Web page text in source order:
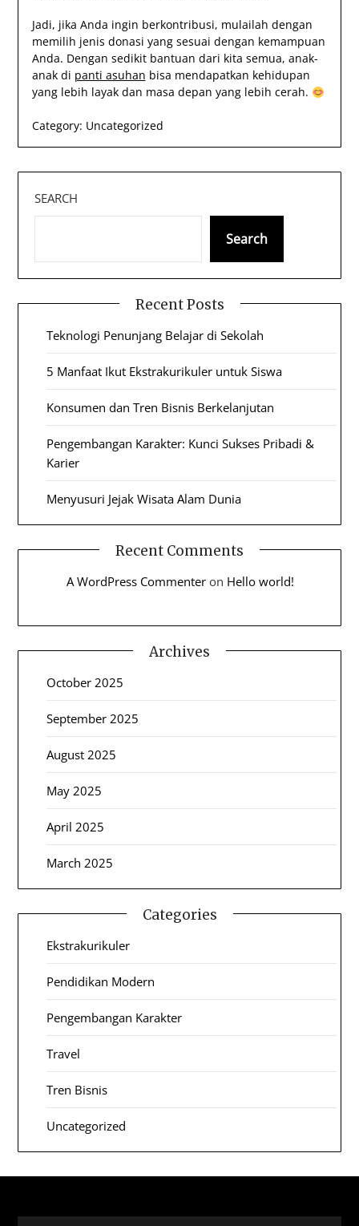
Jadi, jika Anda ingin berkontribusi, mulailah dengan
memilih jenis donasi yang sesuai dengan kemampuan
Anda. Dengan sedikit bantuan dari kita semua, anak-
anak di panti asuhan bisa mendapatkan kehidupan
yang lebih layak dan masa depan yang lebih cerah.
Category: Uncategorized
SEARCH
Search
Recent Posts
Teknologi Penunjang Belajar di Sekolah
5 Manfaat Ikut Ekstrakurikuler untuk Siswa
Konsumen dan Tren Bisnis Berkelanjutan
Pengembangan Karakter: Kunci Sukses Pribadi &
Karier
Menyusuri Jejak Wisata Alam Dunia
Recent Comments
A WordPress Commenter on Hello world!
Archives
October 2025
September 2025
August 2025
May 2025
April 2025
March 2025
Categories
Ekstrakurikuler
Pendidikan Modern
Pengembangan Karakter
Travel
Tren Bisnis
Uncategorized